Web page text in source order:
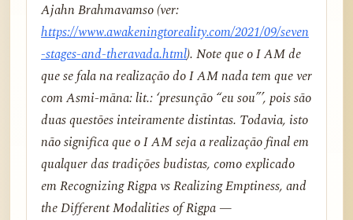
Ajahn Brahmavamso (ver:
https://www.awakeningtoreality.com/2021/09/seven
-stages-and-theravada.html). Note que o I AM de
que se fala na realização do I AM nada tem que ver
com Asmi-māna: lit.: ‘presunção “eu sou”’, pois são
duas questões inteiramente distintas. Todavia, isto
não significa que o I AM seja a realização final em
qualquer das tradições budistas, como explicado
emRecognizing Rigpa vs Realizing Emptiness, and
the Different Modalities of Rigpa —